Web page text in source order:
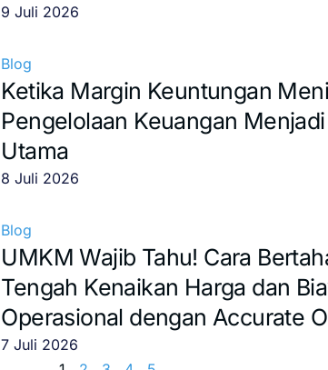
9 Juli 2026
Blog
Ketika Margin Keuntungan
Pengelolaan Keuangan
Utama
8 Juli 2026
Blog
UMKM Wajib Tahu! Cara
Tengah Kenaikan Harga dan
Operasional dengan Accurate
7 Juli 2026